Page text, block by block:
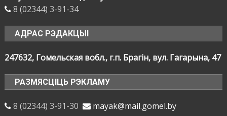
8 (02344) 3-91-34
АДРАС РЭДАКЦЫІ
247632, Гомельская вобл., г.п. Брагін, вул. Гагарына, 47
РАЗМЯСЦІЦЬ РЭКЛАМУ
8 (02344) 3-91-30 mayak@mail.gomel.by